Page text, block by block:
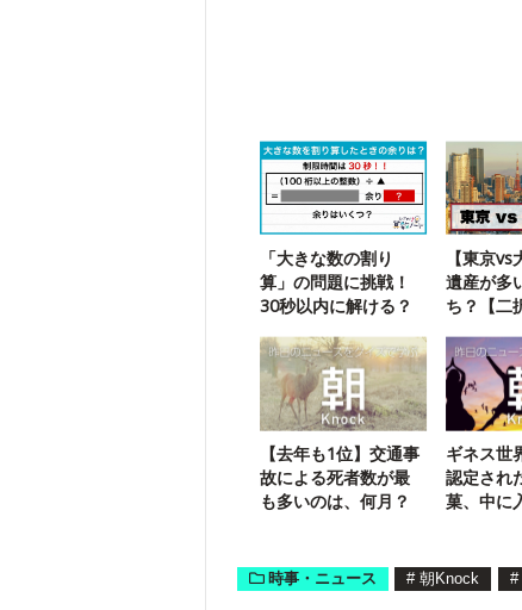
「大きな数の割り
算」の問題に挑戦！
30秒以内に解ける？
【東京
遺産が多
ち？【二
【去年も1位】交通事
故による死者数が最
も多いのは、何月？
ギネス世
認定され
菓、中に
時事・ニュース # 朝Knock #